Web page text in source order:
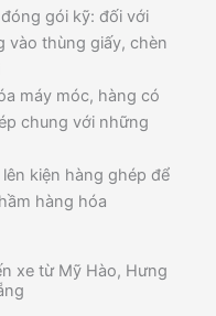
gói kỹ: đối với
vào thùng giấy, chèn
máy móc, hàng có
chung với những
kiện hàng ghép để
hàng hóa
xe từ Mỹ Hào, Hưng